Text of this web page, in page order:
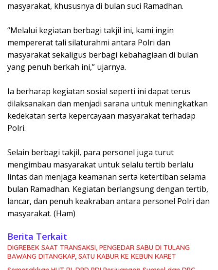
masyarakat, khususnya di bulan suci Ramadhan.
“Melalui kegiatan berbagi takjil ini, kami ingin
mempererat tali silaturahmi antara Polri dan
masyarakat sekaligus berbagi kebahagiaan di bulan
yang penuh berkah ini,” ujarnya.
Ia berharap kegiatan sosial seperti ini dapat terus
dilaksanakan dan menjadi sarana untuk meningkatkan
kedekatan serta kepercayaan masyarakat terhadap
Polri.
Selain berbagi takjil, para personel juga turut
mengimbau masyarakat untuk selalu tertib berlalu
lintas dan menjaga keamanan serta ketertiban selama
bulan Ramadhan. Kegiatan berlangsung dengan tertib,
lancar, dan penuh keakraban antara personel Polri dan
masyarakat. (Ham)
Berita Terkait
DIGREBEK SAAT TRANSAKSI, PENGEDAR SABU DI TULANG
BAWANG DITANGKAP, SATU KABUR KE KEBUN KARET